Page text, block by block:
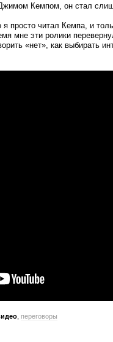
Кемпом, он стал
я просто читал Кемпа, и
мне эти ролики
«нет», как выбирать
переговоры